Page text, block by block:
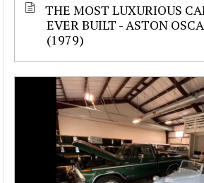
THE MOST LUXURIOUS
EVER BUILT - ASTON
(1979)